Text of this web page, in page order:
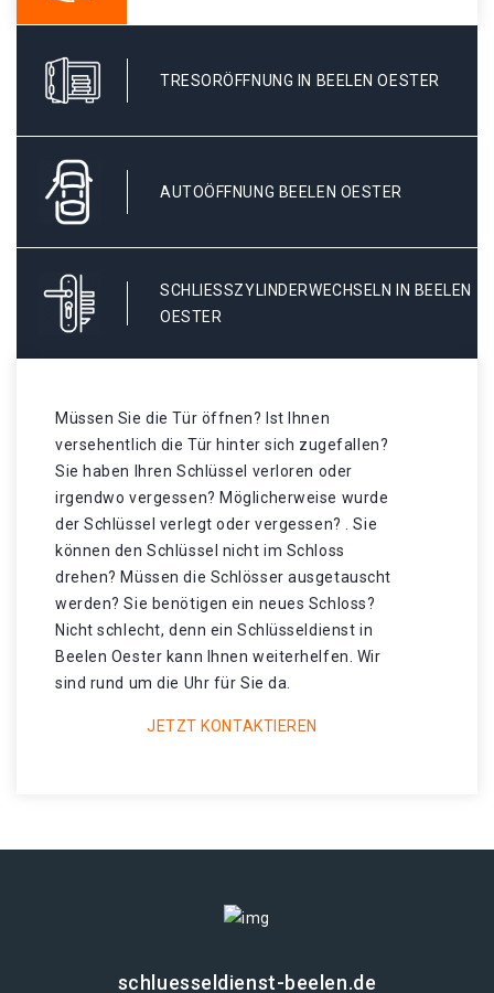
TRESORÖFFNUNG IN BEELEN OESTER
AUTOÖFFNUNG BEELEN OESTER
SCHLIESSZYLINDERWECHSELN IN BEELEN O
ESTER
Müssen Sie die Tür öffnen? Ist Ihnen
versehentlich die Tür hinter sich zugefallen?
Sie haben Ihren Schlüssel verloren oder
irgendwo vergessen? Möglicherweise wurde
der Schlüssel verlegt oder vergessen? . Sie
können den Schlüssel nicht im Schloss
drehen? Müssen die Schlösser ausgetauscht
werden? Sie benötigen ein neues Schloss?
Nicht schlecht, denn ein Schlüsseldienst in
Beelen Oester kann Ihnen weiterhelfen. Wir
sind rund um die Uhr für Sie da.
JETZT KONTAKTIEREN
schluesseldienst-beelen.de